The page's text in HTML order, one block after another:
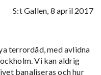
S:t Gallen, 8 april 2017
terrordåd, med avlidna
Vi kan aldrig
banaliseras och hur